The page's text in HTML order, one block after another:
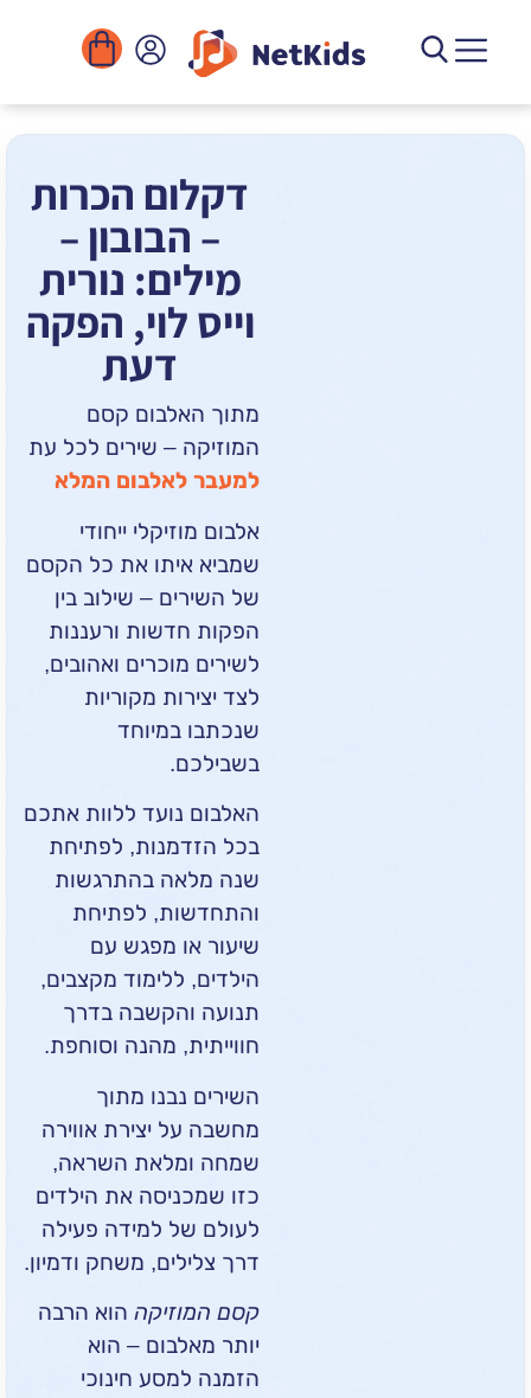
דקלום הכרות
– הבובון –
מילים: נורית
וייס לוי, הפקה
מתוך האלבום קסם
המוזיקה – שירים לכל עת
למעבר לאלבום המלא
אלבום מוזיקלי ייחודי
שמביא איתו את כל הקסם
של השירים – שילוב בין
הפקות חדשות ורעננות
לשירים מוכרים ואהובים,
לצד יצירות מקוריות
שנכתבו במיוחד
בשבילכם.
האלבום נועד ללוות אתכם
בכל הזדמנות, לפתיחת
שנה מלאה בהתרגשות
והתחדשות, לפתיחת
שיעור או מפגש עם
הילדים, ללימוד מקצבים,
תנועה והקשבה בדרך
חווייתית, מהנה וסוחפת.
השירים נבנו מתוך
מחשבה על יצירת אווירה
שמחה ומלאת השראה,
כזו שמכניסה את הילדים
לעולם של למידה פעילה
דרך צלילים, משחק ודמיון.
קסם המוזיקההוא הרבה
יותר מאלבום – הוא
הזמנה למסע חינוכי